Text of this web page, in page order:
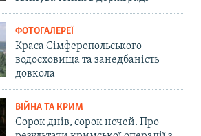
ФОТОГАЛЕРЕЇ
Краса Сімферопольського
водосховища та занедбаність
довкола
ВІЙНА ТА КРИМ
Сорок днів, сорок ночей. Про